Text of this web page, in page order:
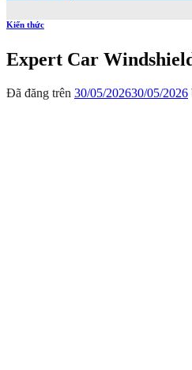
Kiến thức
Expert Car
Đã đăng trên 30/05/202630/05/2026